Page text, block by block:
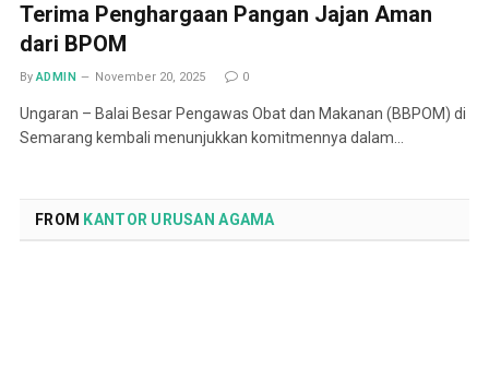
Terima Penghargaan Pangan Jajan Aman
dari BPOM
By ADMIN November 20, 2025 0
Ungaran – Balai Besar Pengawas Obat dan Makanan (BBPOM) di
Semarang kembali menunjukkan komitmennya dalam…
FROM KANTOR URUSAN AGAMA